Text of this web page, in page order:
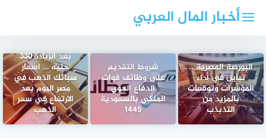
أخبار المال العربي
البورصة المصرية ..
تباين في أداء
المؤشرات وتوقعات
بالمزيد من
التذبذب
شروط التقديم
على وظائف قوات
الدفاع الجوي
الملكي بالسعودية
1445
بعد الزيادة ٣٣٠
جنيه … اسعار
سبائك الذهب في
مصر اليوم بعد
الارتفاع في سعر
الذهب